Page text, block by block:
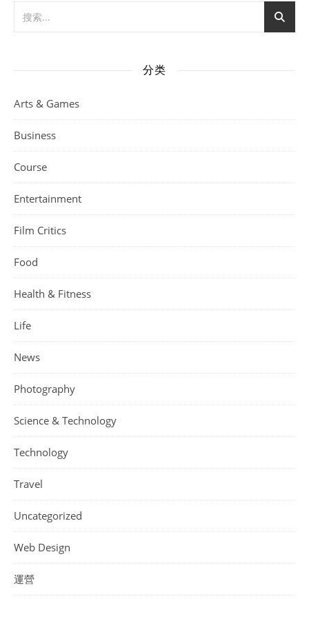
分类
Arts & Games
Business
Course
Entertainment
Film Critics
Food
Health & Fitness
Life
News
Photography
Science & Technology
Technology
Travel
Uncategorized
Web Design
運營